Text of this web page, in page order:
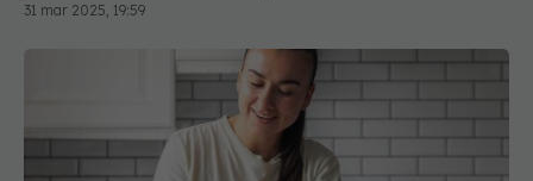
31 mar 2025, 19:59